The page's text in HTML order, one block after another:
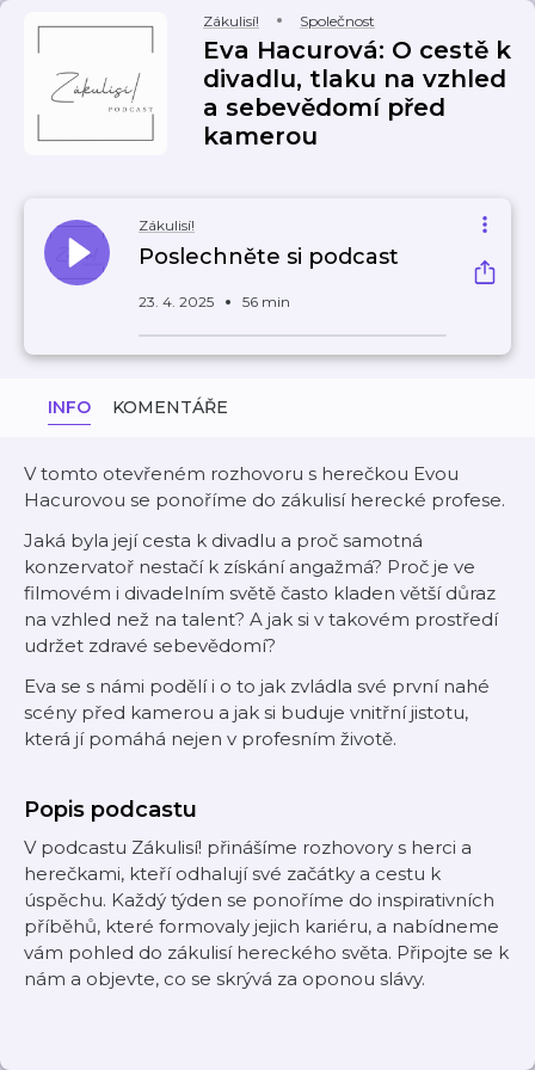
Zákulisí! Společnost
Eva Hacurová: O cestě k
divadlu, tlaku na vzhled
a sebevědomí před
kamerou
Zákulisí!
Poslechněte si podcast
23. 4. 2025 56 min
INFO KOMENTÁŘE
V tomto otevřeném rozhovoru s herečkou Evou
Hacurovou se ponoříme do zákulisí herecké profese.
Jaká byla její cesta k divadlu a proč samotná
konzervatoř nestačí k získání angažmá? Proč je ve
filmovém i divadelním světě často kladen větší důraz
na vzhled než na talent? A jak si v takovém prostředí
udržet zdravé sebevědomí?
Eva se s námi podělí i o to jak zvládla své první nahé
scény před kamerou a jak si buduje vnitřní jistotu,
která jí pomáhá nejen v profesním životě.
Popis podcastu
V podcastu Zákulisí! přinášíme rozhovory s herci a
herečkami, kteří odhalují své začátky a cestu k
úspěchu. Každý týden se ponoříme do inspirativních
příběhů, které formovaly jejich kariéru, a nabídneme
vám pohled do zákulisí hereckého světa. Připojte se k
nám a objevte, co se skrývá za oponou slávy.